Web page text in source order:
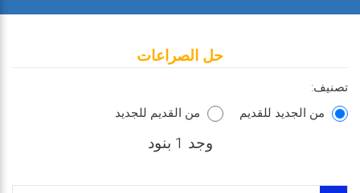
حل الصراعات
تصنيف:
من الجديد للقديم
من القديم للجديد
وجد 1 بنود